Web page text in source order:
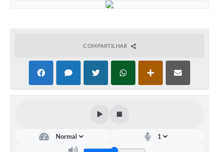
COMPARTILHAR